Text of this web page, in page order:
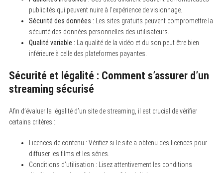
publicités qui peuvent nuire à l’expérience de visionnage.
Sécurité des données : Les sites gratuits peuvent compromettre la
sécurité des données personnelles des utilisateurs.
Qualité variable : La qualité de la vidéo et du son peut être bien
inférieure à celle des plateformes payantes.
Sécurité et légalité : Comment s’assurer d’un
streaming sécurisé
Afin d’évaluer la légalité d’un site de streaming, il est crucial de vérifier
certains critères :
Licences de contenu : Vérifiez si le site a obtenu des licences pour
diffuser les films et les séries.
Conditions d’utilisation : Lisez attentivement les conditions